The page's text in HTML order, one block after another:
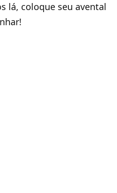
lá, coloque seu avental